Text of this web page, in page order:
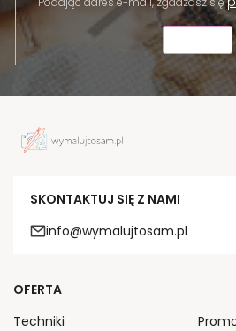
SKONTAKTUJ SIĘ Z NAMI
info@wymalujtosam.pl
OFERTA
Techniki